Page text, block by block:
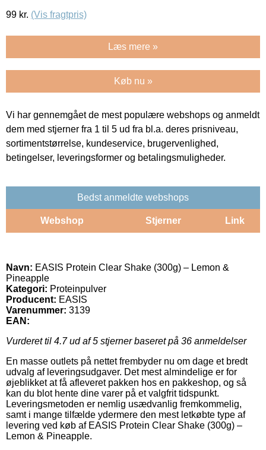
99 kr. (Vis fragtpris)
Læs mere »
Køb nu »
Vi har gennemgået de mest populære webshops og anmeldt
dem med stjerner fra 1 til 5 ud fra bl.a. deres prisniveau,
sortimentstørrelse, kundeservice, brugervenlighed,
betingelser, leveringsformer og betalingsmuligheder.
Bedst anmeldte webshops
Webshop Stjerner Link
Navn: EASIS Protein Clear Shake (300g) – Lemon &
Pineapple
Kategori: Proteinpulver
Producent: EASIS
Varenummer: 3139
EAN:
Vurderet til 4.7ud af 5 stjerner baseret på 36 anmeldelser
En masse outlets på nettet frembyder nu om dage et bredt
udvalg af leveringsudgaver. Det mest almindelige er for
øjeblikket at få afleveret pakken hos en pakkeshop, og så
kan du blot hente dine varer på et valgfrit tidspunkt.
Leveringsmetoden er nemlig usædvanlig fremkommelig,
samt i mange tilfælde ydermere den mest letkøbte type af
levering ved køb af EASIS Protein Clear Shake (300g) –
Lemon & Pineapple.